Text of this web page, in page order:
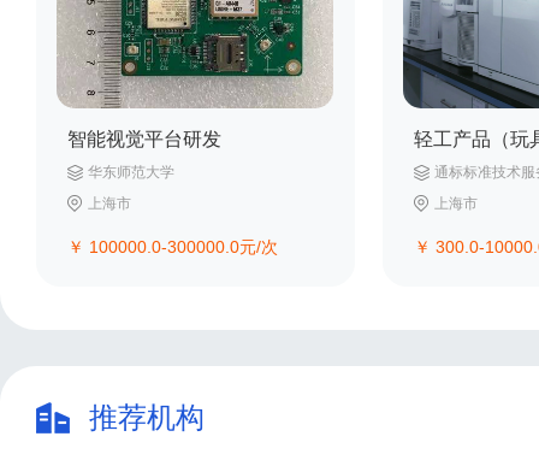
智能视觉平台研发
华东师范大学
上海市
￥ 100000.0-300000.0元/次
通标标准技术
上海市
￥ 300.0-
推荐机构